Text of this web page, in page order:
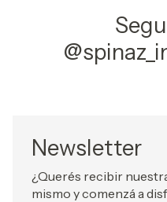
Newsletter
¿Querés recibir
mismo y comenzá a